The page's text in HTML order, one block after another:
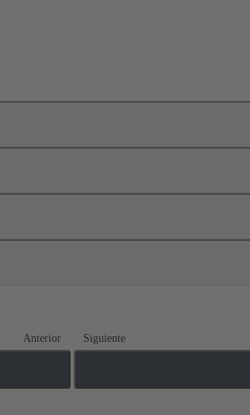
Anterior Siguiente